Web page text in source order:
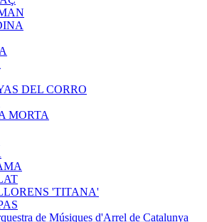
DEL CORRO
MORTA
'TITANA'
de Músiques d'Arrel de Catalunya